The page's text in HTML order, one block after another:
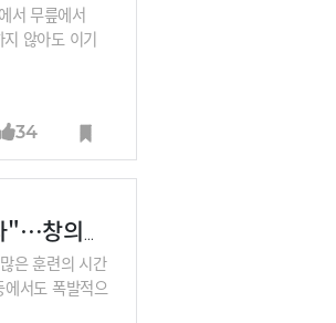
서 무릎에서
않아도 이기
빠지면서 스
전까지 안세
수비 위주에서
34
내안의 창조본능⑤ "수많은 개구리에 입맞춰봐야 왕자를 찾을 수 있다"…창의성도 양질전환의 법칙이 통한다
은 훈련의 시간
서도 폭발적으